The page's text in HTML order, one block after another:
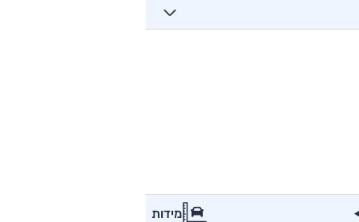
מידות